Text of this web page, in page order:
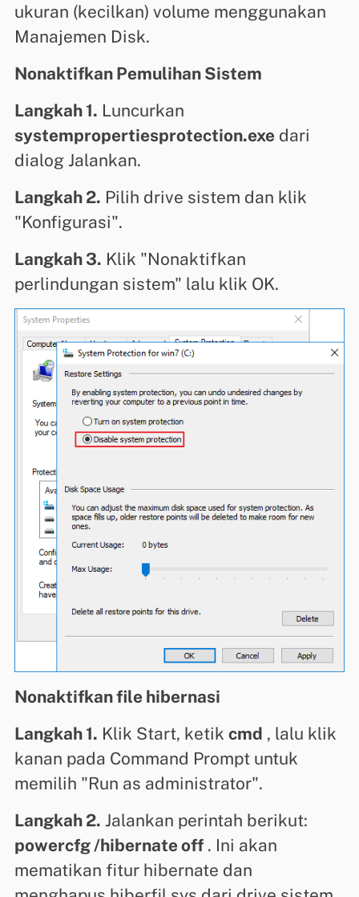
ukuran (kecilkan) volume menggunakan
Manajemen Disk.
Nonaktifkan Pemulihan Sistem
Langkah 1. Luncurkan
systempropertiesprotection.exe dari
dialog Jalankan.
Langkah 2. Pilih drive sistem dan klik
"Konfigurasi".
Langkah 3. Klik "Nonaktifkan
perlindungan sistem" lalu klik OK.
Nonaktifkan file hibernasi
Langkah 1. Klik Start, ketik cmd , lalu klik
kanan pada Command Prompt untuk
memilih "Run as administrator".
Langkah 2. Jalankan perintah berikut:
powercfg /hibernate off. Ini akan
mematikan fitur hibernate dan